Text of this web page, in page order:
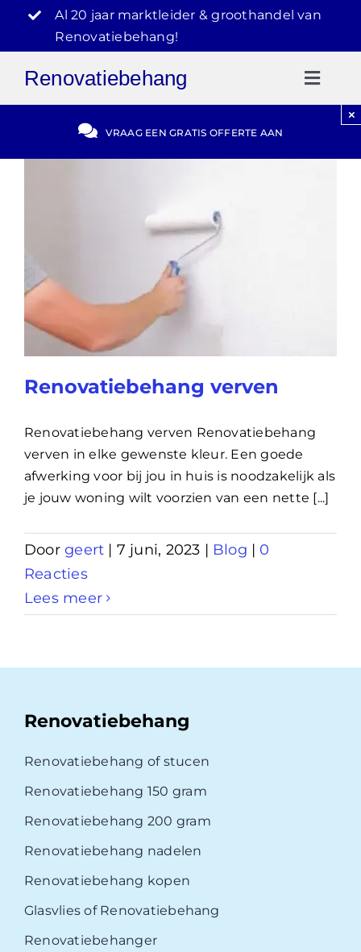
inhoud
Al 20 jaar marktleider & groothandel van
Renovatiebehang!
Renovatiebehang
Gratis Offerte
030-2072303
VRAAG EEN GRATIS OFFERTE AAN
×
Renovatiebehang verven
Renovatiebehang verven Renovatiebehang
verven in elke gewenste kleur. Een goede
afwerking voor bij jou in huis is noodzakelijk als
je jouw woning wilt voorzien van een nette [...]
Doorgeert | 7 juni, 2023 | Blog | 0
Reacties
Lees meer
Renovatiebehang
Renovatiebehang of stucen
Renovatiebehang 150 gram
Renovatiebehang 200 gram
Renovatiebehang nadelen
Renovatiebehang kopen
Glasvlies of Renovatiebehang
Renovatiebehanger